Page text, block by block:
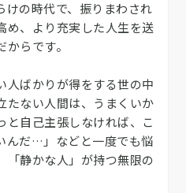
けの時代で、振りまわされ
め、より充実した人生を送
らです。
人ばかりが得をする世の中
ない人間は、うまくいか
自己主張しなければ、こ
んだ…」などと一度でも悩
「静かな人」が持つ無限の